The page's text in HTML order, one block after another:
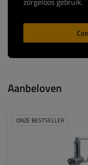
Aanbeloven
ONZE BESTSELLER
Maximaal draagvermogen: